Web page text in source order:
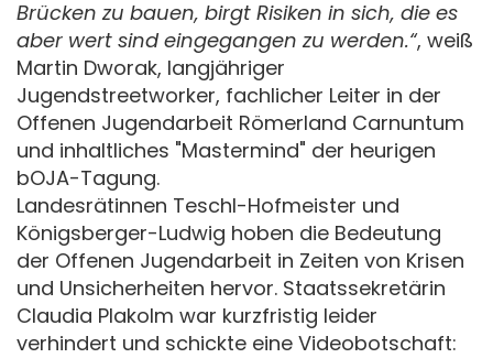
Brücken zu bauen, birgt Risiken in sich, die es
aber wert sind eingegangen zu werden.“, weiß
Martin Dworak, langjähriger
Jugendstreetworker, fachlicher Leiter in der
Offenen Jugendarbeit Römerland Carnuntum
und inhaltliches "Mastermind" der heurigen
bOJA-Tagung.
Landesrätinnen Teschl-Hofmeister und
Königsberger-Ludwig hoben die Bedeutung
der Offenen Jugendarbeit in Zeiten von Krisen
und Unsicherheiten hervor. Staatssekretärin
Claudia Plakolm war kurzfristig leider
verhindert und schickte eine Videobotschaft: